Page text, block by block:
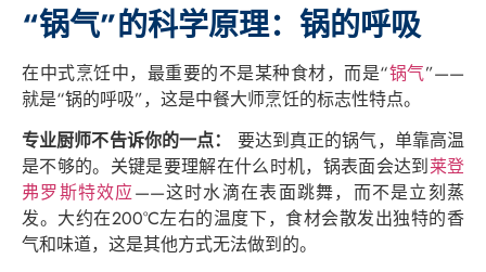
“锅气”的科学原理：锅的呼吸
在中式烹饪中，最重要的不是某种食材，而是“锅气”——
就是“锅的呼吸”，这是中餐大师烹饪的标志性特点。
专业厨师不告诉你的一点：
要达到真正的锅气，单靠高温
是不够的。关键是要理解在什么时机，锅表面会达到莱登
弗罗斯特效应——这时水滴在表面跳舞，而不是立刻蒸
发。大约在200°C左右的温度下，食材会散发出独特的香
气和味道，这是其他方式无法做到的。